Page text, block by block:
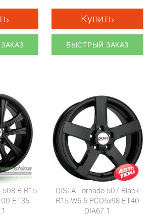
Купить
БЫСТРЫЙ ЗАКАЗ
508 B R15
ET35
DISLA Tornado 507 Black
R15 W6.5 PCD5x98 ET40
DIA67.1